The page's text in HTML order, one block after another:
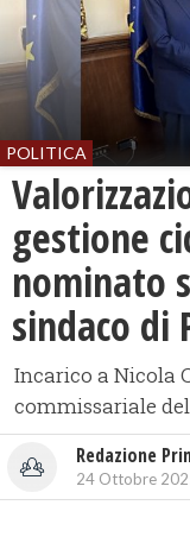
POLITICA
gestione
nominato
sindaco di
Incarico a Nicola
commissariale
Redazione
24 Ottobre